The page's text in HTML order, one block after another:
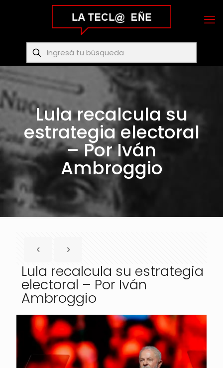
Lula recalcula su
estrategia electoral
– Por Iván
Ambroggio
Lula recalcula su estrategia
electoral – Por Iván
Ambroggio